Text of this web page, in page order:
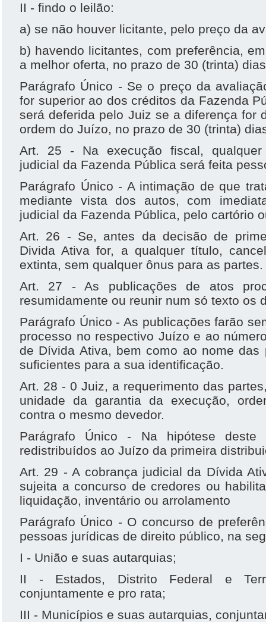
II - findo o leilão:
a) se não houver licitante, pelo preço da
b) havendo licitantes, com preferência,
a melhor oferta, no prazo de 30 (trinta)
Parágrafo Único - Se o preço da
for superior ao dos créditos da Fazenda
será deferida pelo Juiz se a diferença for
ordem do Juízo, no prazo de 30 (trinta)
Art. 25 - Na execução fiscal, qualquer
judicial da Fazenda Pública será feita
Parágrafo Único - A intimação de que
mediante vista dos autos, com
judicial da Fazenda Pública, pelo cartório
Art. 26 - Se, antes da decisão de
Divida Ativa for, a qualquer título,
extinta, sem qualquer ônus para as partes.
Art. 27 - As publicações de atos
resumidamente ou reunir num só texto os
Parágrafo Único - As publicações farão
processo no respectivo Juízo e ao
de Dívida Ativa, bem como ao nome
suficientes para a sua identificação.
Art. 28 - 0 Juiz, a requerimento das
unidade da garantia da execução,
contra o mesmo devedor.
Parágrafo Único - Na hipótese deste
redistribuídos ao Juízo da primeira
Art. 29 - A cobrança judicial da Dívida
sujeita a concurso de credores ou
liquidação, inventário ou arrolamento
Parágrafo Único - O concurso de
pessoas jurídicas de direito público, na
I - União e suas autarquias;
II - Estados, Distrito Federal e
conjuntamente e pro rata;
III - Municípios e suas autarquias,